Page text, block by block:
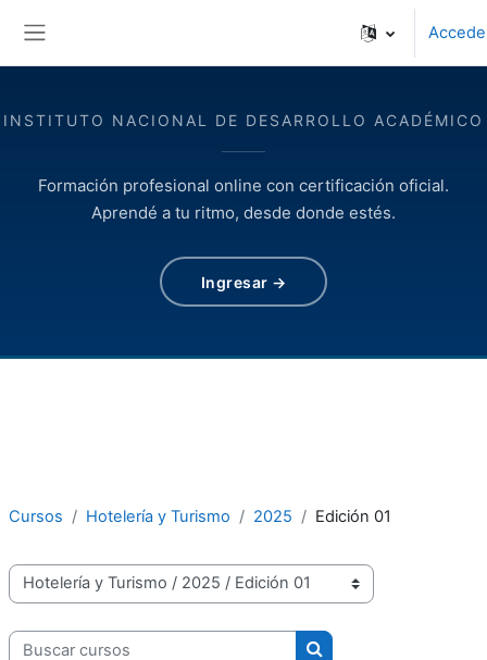
INSTITUTO NACIONAL DE DESARROLLO ACADÉMICO
Formación profesional online con certificación oficial.
Aprendé a tu ritmo, desde donde estés.
Ingresar →
Cursos Hotelería y Turismo 2025 Edición 01
Categorías
Buscar cursos